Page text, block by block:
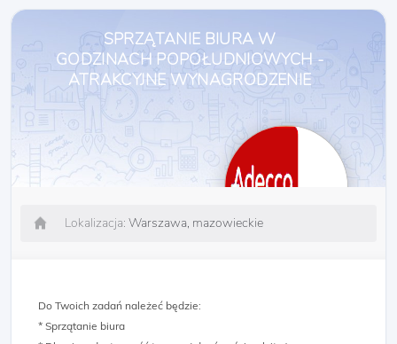
SPRZĄTANIE BIURA W
GODZINACH POPOŁUDNIOWYCH -
ATRAKCYJNE WYNAGRODZENIE
Lokalizacja: Warszawa, mazowieckie
Do Twoich zadań należeć będzie:
* Sprzątanie biura